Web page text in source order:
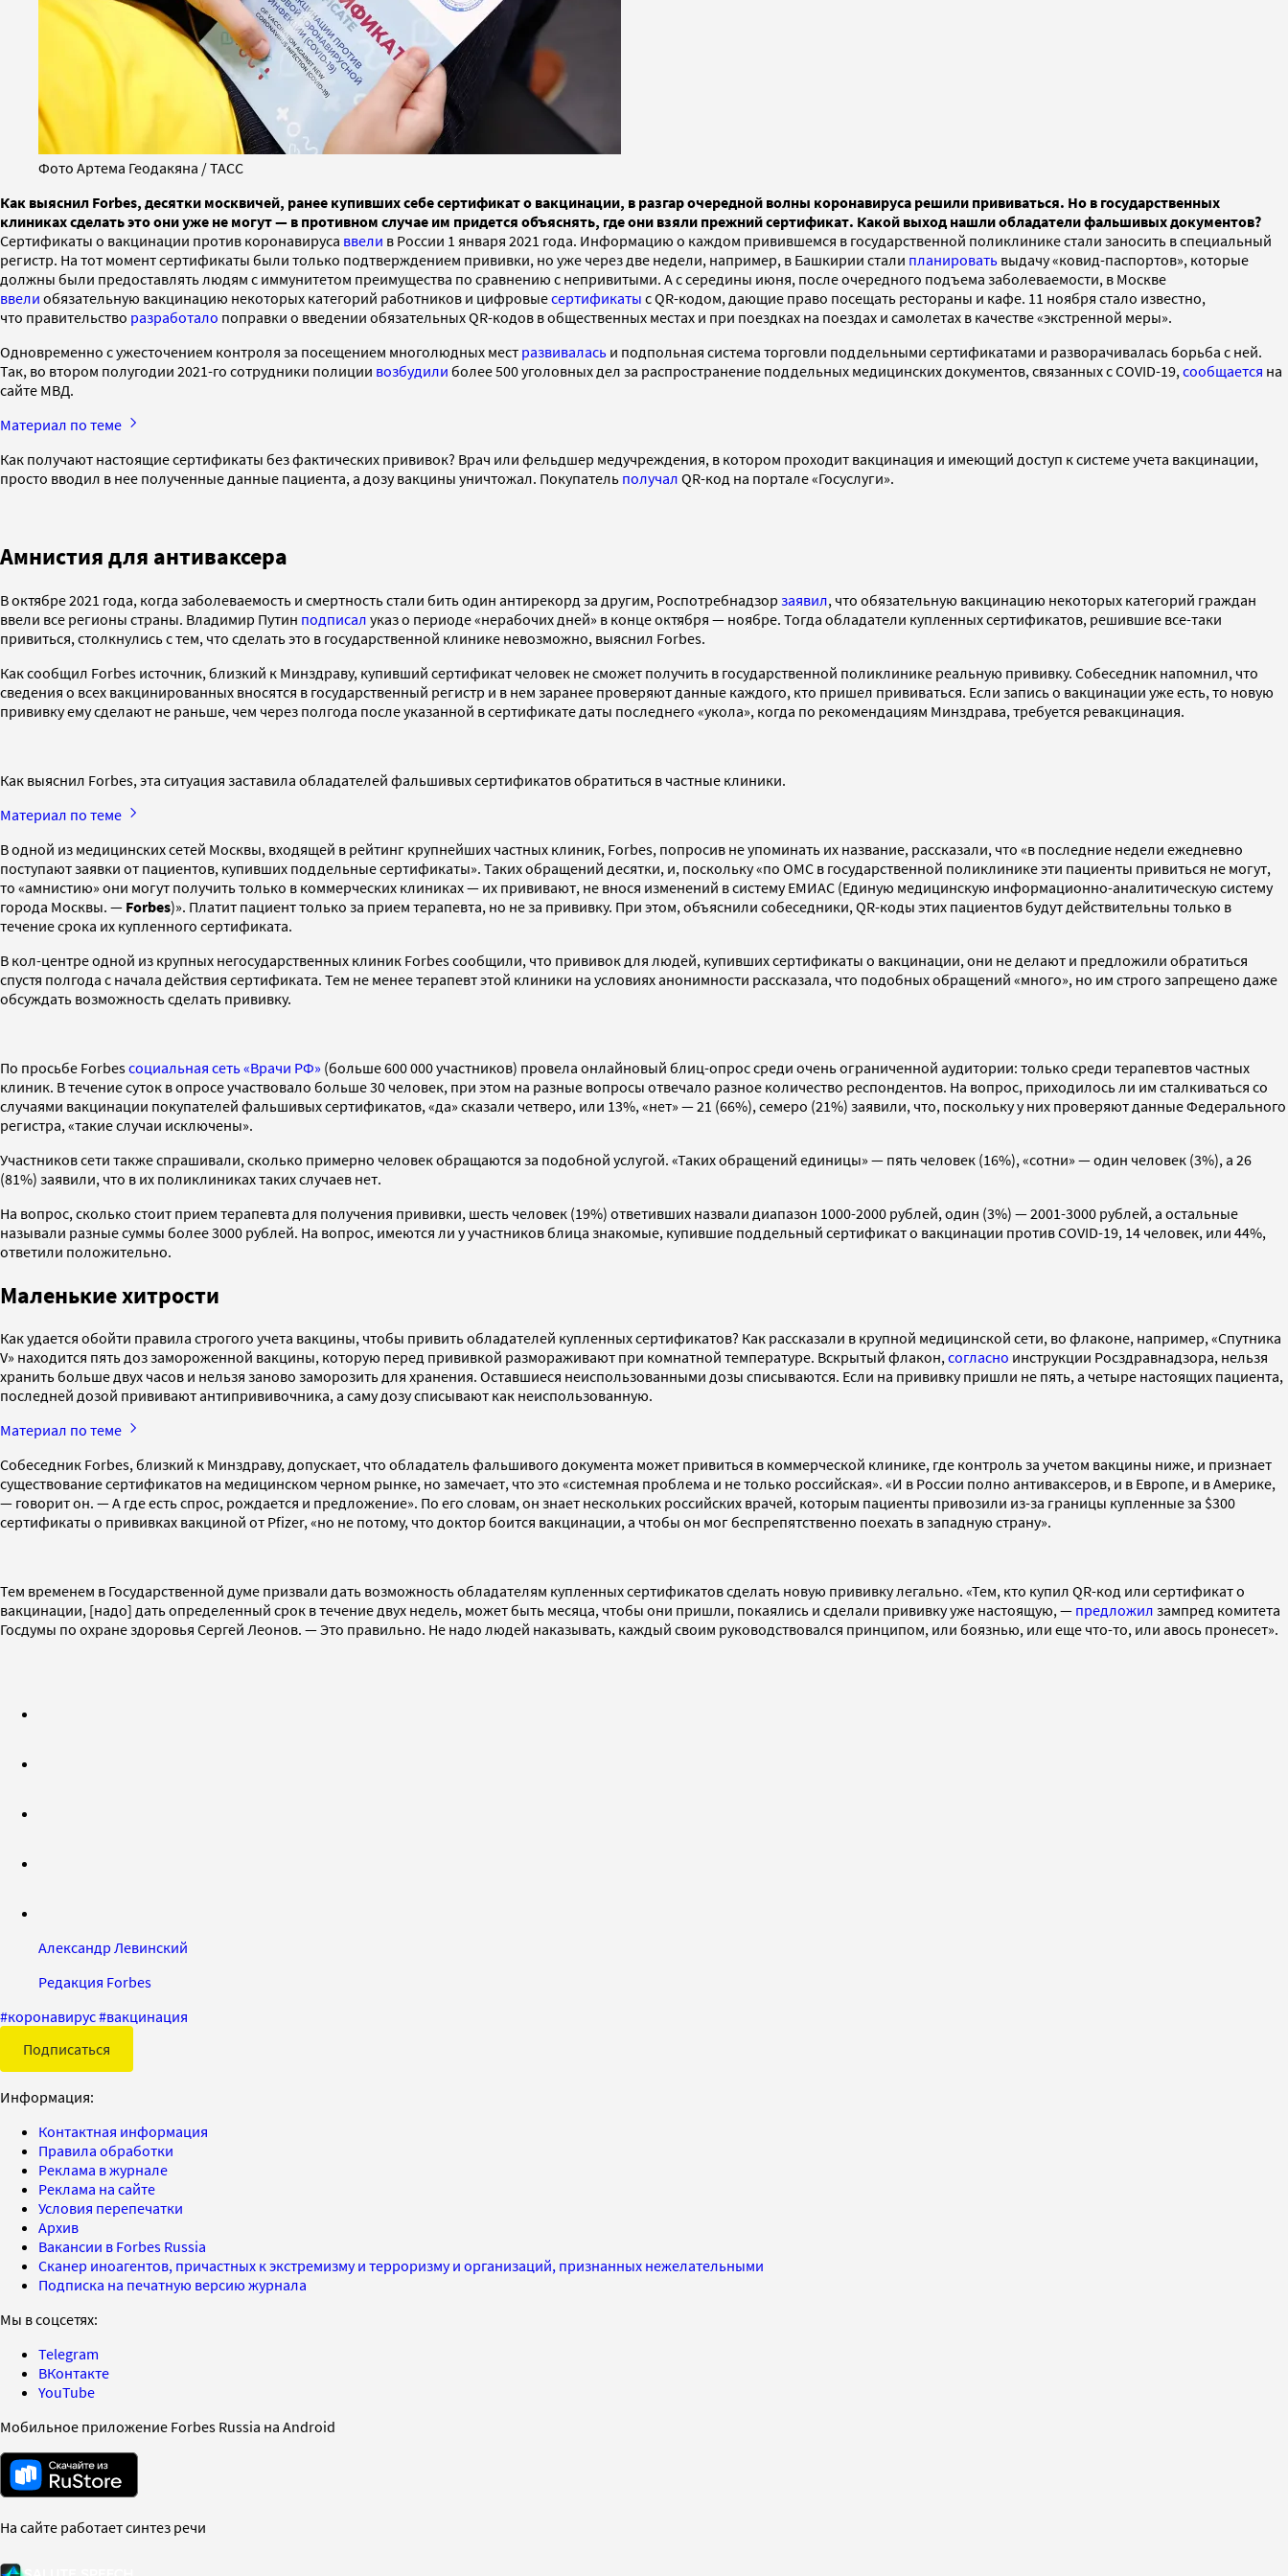
Фото Артема Геодакяна / ТАСС
Как выяснил Forbes, десятки москвичей, ранее купивших себе сертификат о вакцинации, в разгар очередной волны коронавируса решили прививаться. Но в государственных
клиниках сделать это они уже не могут — в противном случае им придется объяснять, где они взяли прежний сертификат. Какой выход нашли обладатели фальшивых документов?
Сертификаты о вакцинации против коронавируса ввели в России 1 января 2021 года. Информацию о каждом привившемся в государственной поликлинике стали заносить в специальный
регистр. На тот момент сертификаты были только подтверждением прививки, но уже через две недели, например, в Башкирии стали планировать выдачу «ковид-паспортов», которые
должны были предоставлять людям с иммунитетом преимущества по сравнению с непривитыми. А с середины июня, после очередного подъема заболеваемости, в Москве
ввели обязательную вакцинацию некоторых категорий работников и цифровыесертификаты с QR-кодом, дающие право посещать рестораны и кафе. 11 ноября стало известно,
что правительство разработало поправки о введении обязательных QR-кодов в общественных местах и при поездках на поездах и самолетах в качестве «экстренной меры».
Одновременно с ужесточением контроля за посещением многолюдных мест развивалась и подпольная система торговли поддельными сертификатами и разворачивалась борьба с ней.
Так, во втором полугодии 2021-го сотрудники полиции возбудили более 500 уголовных дел за распространение поддельных медицинских документов, связанных с COVID-19, сообщается на
сайте МВД.
Материал по теме
Как получают настоящие сертификаты без фактических прививок? Врач или фельдшер медучреждения, в котором проходит вакцинация и имеющий доступ к системе учета вакцинации,
просто вводил в нее полученные данные пациента, а дозу вакцины уничтожал. Покупатель получал QR-код на портале «Госуслуги».
Амнистия для антиваксера
В октябре 2021 года, когда заболеваемость и смертность стали бить один антирекорд за другим, Роспотребнадзор заявил, что обязательную вакцинацию некоторых категорий граждан
ввели все регионы страны. Владимир Путин подписал указ о периоде «нерабочих дней» в конце октября — ноябре. Тогда обладатели купленных сертификатов, решившие все-таки
привиться, столкнулись с тем, что сделать это в государственной клинике невозможно, выяснил Forbes.
Как сообщил Forbes источник, близкий к Минздраву, купивший сертификат человек не сможет получить в государственной поликлинике реальную прививку. Собеседник напомнил, что
сведения о всех вакцинированных вносятся в государственный регистр и в нем заранее проверяют данные каждого, кто пришел прививаться. Если запись о вакцинации уже есть, то новую
прививку ему сделают не раньше, чем через полгода после указанной в сертификате даты последнего «укола», когда по рекомендациям Минздрава, требуется ревакцинация.
Как выяснил Forbes, эта ситуация заставила обладателей фальшивых сертификатов обратиться в частные клиники.
Материал по теме
В одной из медицинских сетей Москвы, входящей в рейтинг крупнейших частных клиник, Forbes, попросив не упоминать их название, рассказали, что «в последние недели ежедневно
поступают заявки от пациентов, купивших поддельные сертификаты». Таких обращений десятки, и, поскольку «по ОМС в государственной поликлинике эти пациенты привиться не могут,
то «амнистию» они могут получить только в коммерческих клиниках — их прививают, не внося изменений в систему ЕМИАС (Единую медицинскую информационно-аналитическую систему
города Москвы. — Forbes)». Платит пациент только за прием терапевта, но не за прививку. При этом, объяснили собеседники, QR-коды этих пациентов будут действительны только в
течение срока их купленного сертификата.
В кол-центре одной из крупных негосударственных клиник Forbes сообщили, что прививок для людей, купивших сертификаты о вакцинации, они не делают и предложили обратиться
спустя полгода с начала действия сертификата. Тем не менее терапевт этой клиники на условиях анонимности рассказала, что подобных обращений «много», но им строго запрещено даже
обсуждать возможность сделать прививку.
По просьбе Forbesсоциальная сеть «Врачи РФ» (больше 600 000 участников) провела онлайновый блиц-опрос среди очень ограниченной аудитории: только среди терапевтов частных
клиник. В течение суток в опросе участвовало больше 30 человек, при этом на разные вопросы отвечало разное количество респондентов. На вопрос, приходилось ли им сталкиваться со
случаями вакцинации покупателей фальшивых сертификатов, «да» сказали четверо, или 13%, «нет» — 21 (66%), семеро (21%) заявили, что, поскольку у них проверяют данные Федерального
регистра, «такие случаи исключены».
Участников сети также спрашивали, сколько примерно человек обращаются за подобной услугой. «Таких обращений единицы» — пять человек (16%), «сотни» — один человек (3%), а 26
(81%) заявили, что в их поликлиниках таких случаев нет.
На вопрос, сколько стоит прием терапевта для получения прививки, шесть человек (19%) ответивших назвали диапазон 1000-2000 рублей, один (3%) — 2001-3000 рублей, а остальные
называли разные суммы более 3000 рублей. На вопрос, имеются ли у участников блица знакомые, купившие поддельный сертификат о вакцинации против COVID-19, 14 человек, или 44%,
ответили положительно.
Маленькие хитрости
Как удается обойти правила строгого учета вакцины, чтобы привить обладателей купленных сертификатов? Как рассказали в крупной медицинской сети, во флаконе, например, «Спутника
V» находится пять доз замороженной вакцины, которую перед прививкой размораживают при комнатной температуре. Вскрытый флакон,согласно инструкции Росздравнадзора, нельзя
хранить больше двух часов и нельзя заново заморозить для хранения. Оставшиеся неиспользованными дозы списываются. Если на прививку пришли не пять, а четыре настоящих пациента,
последней дозой прививают антипрививочника, а саму дозу списывают как неиспользованную.
Материал по теме
Собеседник Forbes, близкий к Минздраву, допускает, что обладатель фальшивого документа может привиться в коммерческой клинике, где контроль за учетом вакцины ниже, и признает
существование сертификатов на медицинском черном рынке, но замечает, что это «системная проблема и не только российская». «И в России полно антиваксеров, и в Европе, и в Америке,
— говорит он. — А где есть спрос, рождается и предложение». По его словам, он знает нескольких российских врачей, которым пациенты привозили из-за границы купленные за $300
сертификаты о прививках вакциной от Pfizer, «но не потому, что доктор боится вакцинации, а чтобы он мог беспрепятственно поехать в западную страну».
Тем временем в Государственной думе призвали дать возможность обладателям купленных сертификатов сделать новую прививку легально. «Тем, кто купил QR-код или сертификат о
вакцинации, [надо] дать определенный срок в течение двух недель, может быть месяца, чтобы они пришли, покаялись и сделали прививку уже настоящую, — предложил зампред комитета
Госдумы по охране здоровья Сергей Леонов. — Это правильно. Не надо людей наказывать, каждый своим руководствовался принципом, или боязнью, или еще что-то, или авось пронесет».
Александр Левинский
Редакция Forbes
#коронавирус#вакцинация
Подписаться
Информация:
Контактная информация
Правила обработки
Реклама в журнале
Реклама на сайте
Условия перепечатки
Архив
Вакансии в Forbes Russia
Сканер иноагентов, причастных к экстремизму и терроризму и организаций, признанных нежелательными
Подписка на печатную версию журнала
Мы в соцсетях:
Telegram
ВКонтакте
YouTube
Мобильное приложение Forbes Russia на Android
На сайте работает синтез речи